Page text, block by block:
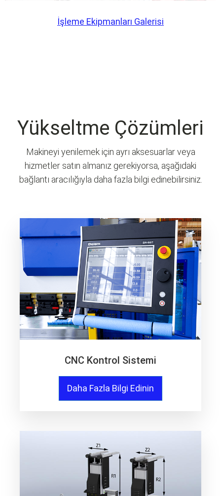
İşleme Ekipmanları Galerisi
Yükseltme Çözümleri
Makineyi yenilemek için ayrı aksesuarlar veya
hizmetler satın almanız gerekiyorsa, aşağıdaki
bağlantı aracılığıyla daha fazla bilgi edinebilirsiniz.
CNC Kontrol Sistemi
Daha Fazla Bilgi Edinin